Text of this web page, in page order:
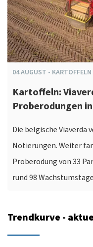
04AUGUST - KARTOFFELN
Kartoffeln:
Proberodungen
Die belgische
Notierungen. Weiter
Proberodung von 33
rund 98
Trendkurve -